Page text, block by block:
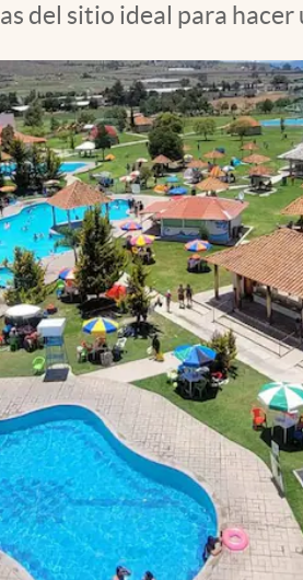
del sitio ideal para hacer